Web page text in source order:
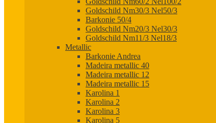
Goldschild Nm30/3 Nel50/3
Barkonie 50/4
Goldschild Nm20/3 Nel30/3
Goldschild Nm11/3 Nel18/3
Metallic
Barkonie Andrea
Madeira metallic 40
Madeira metallic 12
Madeira metallic 15
Karolina 1
Karolina 2
Karolina 3
Karolina 5